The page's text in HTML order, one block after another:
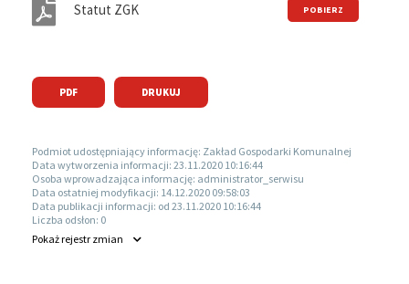
Statut ZGK
PDF DRUKUJ
Podmiot udostępniający informację: Zakład Gospodarki Komunalnej
Data wytworzenia informacji: 23.11.2020 10:16:44
Osoba wprowadzająca informację: administrator_serwisu
Data ostatniej modyfikacji: 14.12.2020 09:58:03
Data publikacji informacji: od 23.11.2020 10:16:44
Liczba odsłon: 0
Pokażrejestr zmian